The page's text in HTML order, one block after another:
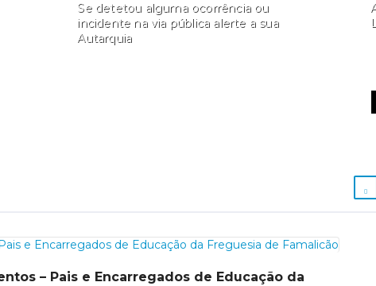
Se detetou alguma ocorrência ou
incidente na via pública alerte a sua
Autarquia
– Pais e Encarregados de Educação da